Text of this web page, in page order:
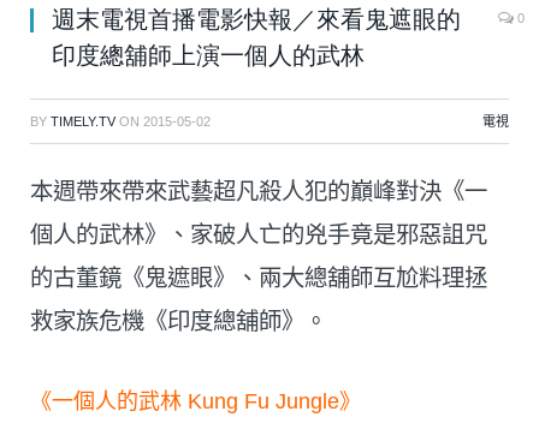
週末電視首播電影快報／來看鬼遮眼的
印度總舖師上演一個人的武林
0
BY TIMELY.TV ON 2015-05-02 電視
本週帶來帶來武藝超凡殺人犯的巔峰對決《一
個人的武林》、家破人亡的兇手竟是邪惡詛咒
的古董鏡《鬼遮眼》、兩大總舖師互尬料理拯
救家族危機《印度總舖師》。
《一個人的武林 Kung Fu Jungle》